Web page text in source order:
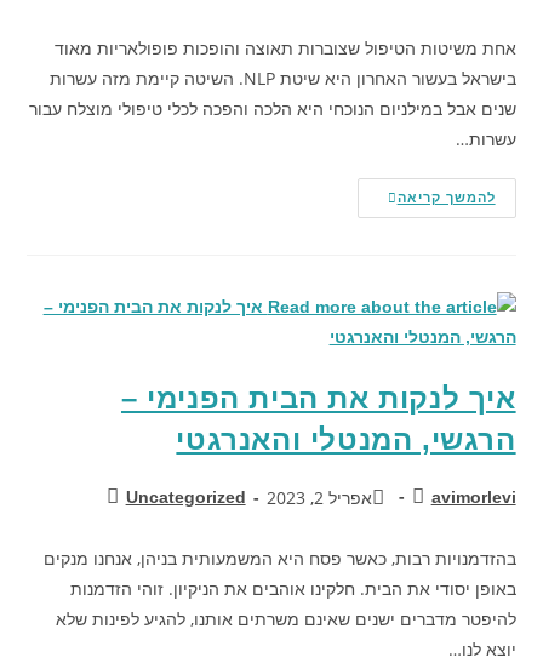
אחת משיטות הטיפול שצוברות תאוצה והופכות פופולאריות מאוד
בישראל בעשור האחרון היא שיטת NLP. השיטה קיימת מזה עשרות
שנים אבל במילניום הנוכחי היא הלכה והפכה לכלי טיפולי מוצלח עבור
עשרות…
להמשך קריאה
איך לנקות את הבית הפנימי –
הרגשי, המנטלי והאנרגטי
avimorlevi אפריל 2, 2023 Uncategorized
בהזדמנויות רבות, כאשר פסח היא המשמעותית בניהן, אנחנו מנקים
באופן יסודי את הבית. חלקינו אוהבים את הניקיון. זוהי הזדמנות
להיפטר מדברים ישנים שאינם משרתים אותנו, להגיע לפינות שלא
יוצא לנו…